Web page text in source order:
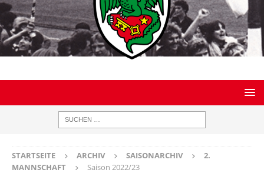
STARTSEITE ARCHIV SAISONARCHIV
2.
MANNSCHAFT
Saison 2022/23